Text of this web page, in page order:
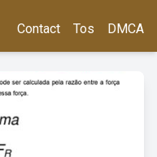
Contact Tos DMCA